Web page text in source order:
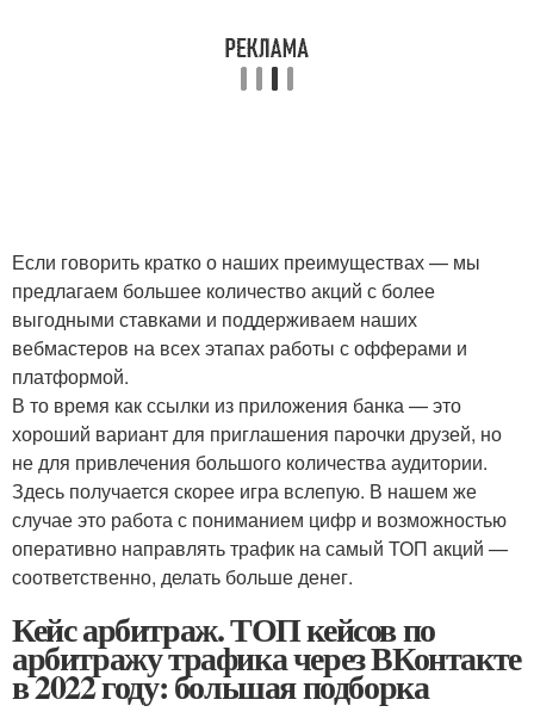
Если говорить кратко о наших преимуществах — мы
предлагаем большее количество акций с более
выгодными ставками и поддерживаем наших
вебмастеров на всех этапах работы с офферами и
платформой.
В то время как ссылки из приложения банка — это
хороший вариант для приглашения парочки друзей, но
не для привлечения большого количества аудитории.
Здесь получается скорее игра вслепую. В нашем же
случае это работа с пониманием цифр и возможностью
оперативно направлять трафик на самый ТОП акций —
соответственно, делать больше денег.
Кейс арбитраж. ТОП кейсов по
арбитражу трафика через ВКонтакте
в 2022 году: большая подборка